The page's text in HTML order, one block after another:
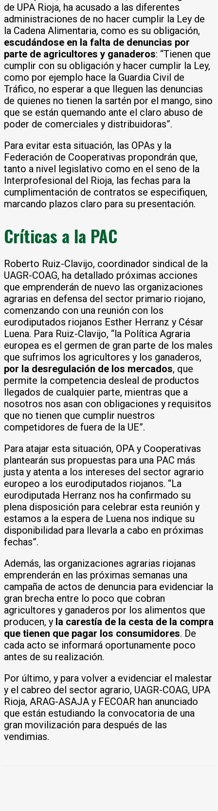
de UPA Rioja, ha acusado a las diferentes
administraciones de no hacer cumplir la Ley de
la Cadena Alimentaria, como es su obligación,
escudándose en la falta de denuncias por
parte de agricultores y ganaderos: “Tienen que
cumplir con su obligación y hacer cumplir la Ley,
como por ejemplo hace la Guardia Civil de
Tráfico, no esperar a que lleguen las denuncias
de quienes no tienen la sartén por el mango, sino
que se están quemando ante el claro abuso de
poder de comerciales y distribuidoras”.
Para evitar esta situación, las OPAs y la
Federación de Cooperativas propondrán que,
tanto a nivel legislativo como en el seno de la
Interprofesional del Rioja, las fechas para la
cumplimentación de contratos se especifiquen,
marcando plazos claro para su presentación.
Críticas a la PAC
Roberto Ruiz-Clavijo, coordinador sindical de la
UAGR-COAG, ha detallado próximas acciones
que emprenderán de nuevo las organizaciones
agrarias en defensa del sector primario riojano,
comenzando con una reunión con los
eurodiputados riojanos Esther Herranz y César
Luena. Para Ruiz-Clavijo, “la Política Agraria
europea es el germen de gran parte de los males
que sufrimos los agricultores y los ganaderos,
por la desregulación de los mercados, que
permite la competencia desleal de productos
llegados de cualquier parte, mientras que a
nosotros nos asan con obligaciones y requisitos
que no tienen que cumplir nuestros
competidores de fuera de la UE”.
Para atajar esta situación, OPA y Cooperativas
plantearán sus propuestas para una PAC más
justa y atenta a los intereses del sector agrario
europeo a los eurodiputados riojanos. “La
eurodiputada Herranz nos ha confirmado su
plena disposición para celebrar esta reunión y
estamos a la espera de Luena nos indique su
disponibilidad para llevarla a cabo en próximas
fechas”.
Además, las organizaciones agrarias riojanas
emprenderán en las próximas semanas una
campaña de actos de denuncia para evidenciar la
gran brecha entre lo poco que cobran
agricultores y ganaderos por los alimentos que
producen, y la carestía de la cesta de la compra
que tienen que pagar los consumidores. De
cada acto se informará oportunamente poco
antes de su realización.
Por último, y para volver a evidenciar el malestar
y el cabreo del sector agrario, UAGR-COAG, UPA
Rioja, ARAG-ASAJA y FECOAR han anunciado
que están estudiando la convocatoria de una
gran movilización para después de las
vendimias.